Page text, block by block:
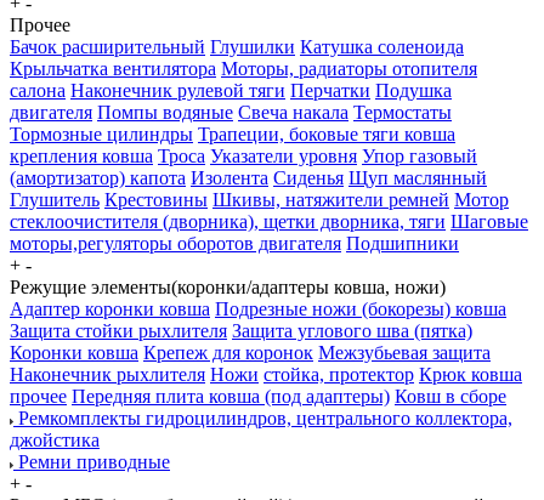
Прочее
Бачок расширительный Глушилки Катушка соленоида
Крыльчатка вентилятора Моторы, радиаторы отопителя
салона Наконечник рулевой тяги Перчатки Подушка
двигателя Помпы водяные Свеча накала Термостаты
Тормозные цилиндры Трапеции, боковые тяги ковша
крепления ковша Троса Указатели уровня Упор газовый
(амортизатор) капота Изолента Сиденья Щуп маслянный
Глушитель Крестовины Шкивы, натяжители ремней Мотор
стеклоочистителя (дворника), щетки дворника, тяги Шаговые
моторы,регуляторы оборотов двигателя Подшипники
+ -
Режущие элементы(коронки/адаптеры ковша, ножи)
Адаптер коронки ковша Подрезные ножи (бокорезы) ковша
Защита стойки рыхлителя Защита углового шва (пятка)
Коронки ковша Крепеж для коронок Межзубьевая защита
Наконечник рыхлителя Ножи стойка, протектор Крюк ковша
прочее Передняя плита ковша (под адаптеры) Ковш в сборе
Ремкомплекты гидроцилиндров, центрального коллектора,
джойстика
Ремни приводные
+ -